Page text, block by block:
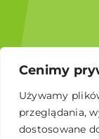
Cenimy
Używamy
przeglądania,
dostosowane
Raporty
Broszura